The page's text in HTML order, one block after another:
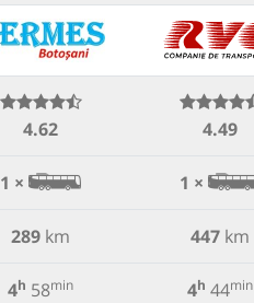
4.62 4.49
1 × 1 ×
289 km 447 km
4h 58min 4h 44min